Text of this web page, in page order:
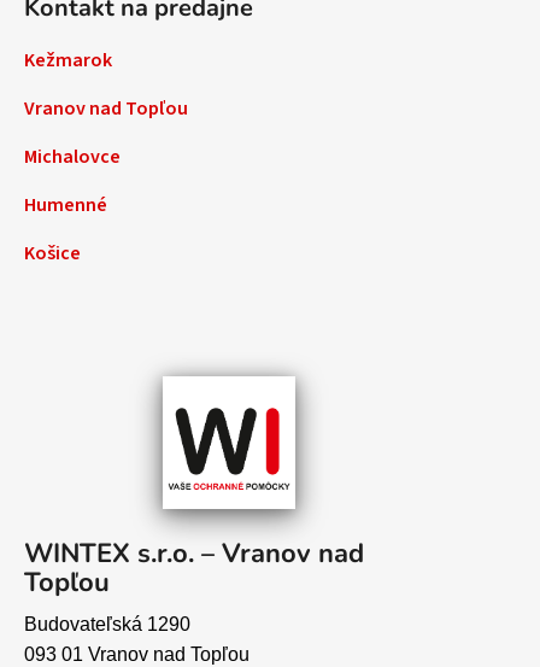
Kontakt na predajne
Kežmarok
Vranov nad Topľou
Michalovce
Humenné
Košice
WINTEX s.r.o. – Vranov nad
Topľou
Budovateľská 1290
093 01 Vranov nad Topľou